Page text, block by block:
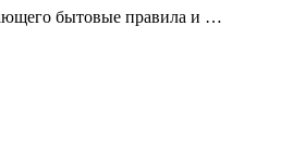
бытовые правила и …